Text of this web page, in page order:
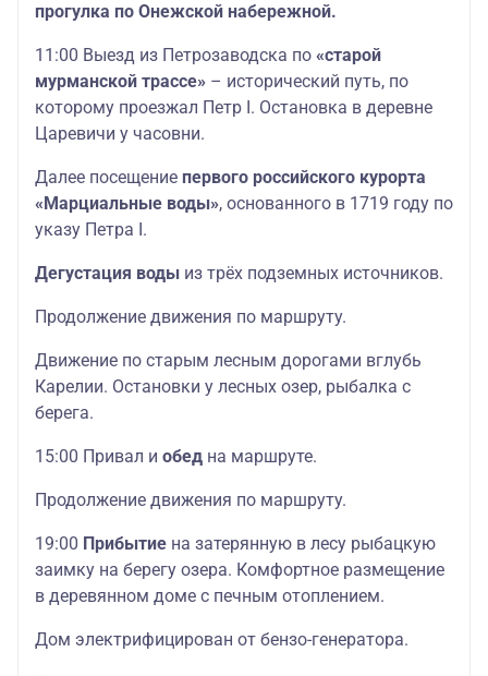
прогулка по Онежской набережной.
11:00 Выезд из Петрозаводска по «старой
мурманской трассе» – исторический путь, по
которому проезжал Петр I. Остановка в деревне
Царевичи у часовни.
Далее посещение первого российского курорта
«Марциальные воды», основанного в 1719 году по
указу Петра I.
Дегустация воды из трёх подземных источников.
Продолжение движения по маршруту.
Движение по старым лесным дорогами вглубь
Карелии. Остановки у лесных озер, рыбалка с
берега.
15:00 Привал и обед на маршруте.
Продолжение движения по маршруту.
19:00 Прибытие на затерянную в лесу рыбацкую
заимку на берегу озера. Комфортное размещение
в деревянном доме с печным отоплением.
Дом электрифицирован от бензо-генератора.